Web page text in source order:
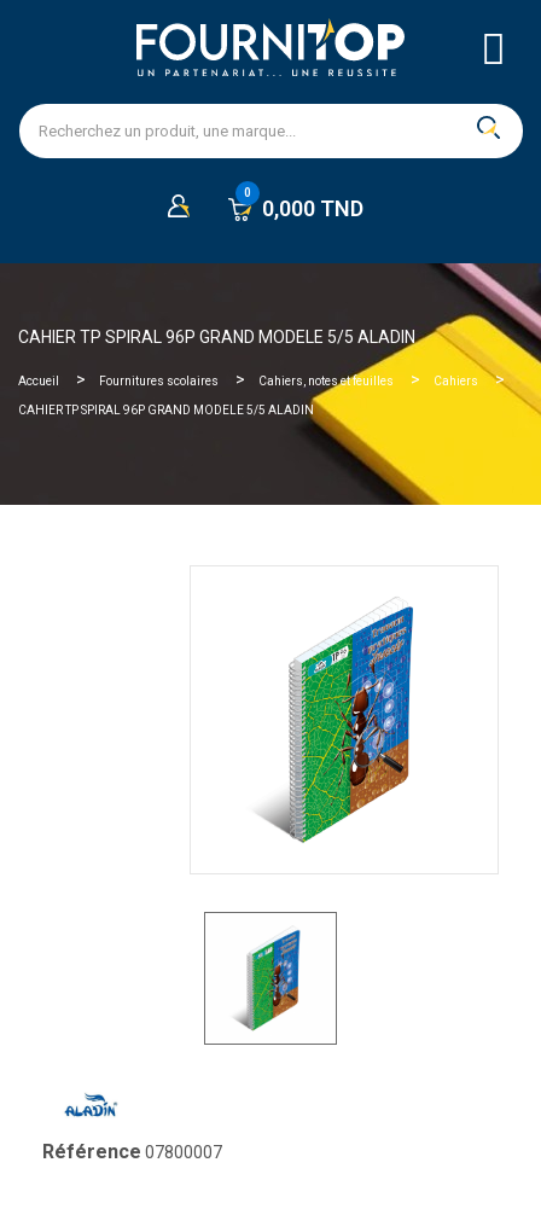
0,000 TND
CAHIER TP SPIRAL 96P GRAND MODELE 5/5 ALADIN
Accueil Fournitures scolaires Cahiers, notes et feuilles Cahiers
CAHIER TP SPIRAL 96P GRAND MODELE 5/5 ALADIN
Référence 07800007